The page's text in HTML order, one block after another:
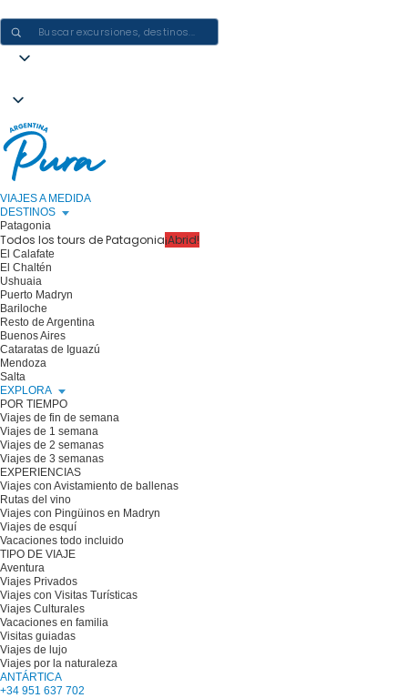
VIAJES A MEDIDA
DESTINOS
Patagonia
Todos los tours de Patagonia¡Abrid!
El Calafate
El Chaltén
Ushuaia
Puerto Madryn
Bariloche
Resto de Argentina
Buenos Aires
Cataratas de Iguazú
Mendoza
Salta
EXPLORA
POR TIEMPO
Viajes de fin de semana
Viajes de 1 semana
Viajes de 2 semanas
Viajes de 3 semanas
EXPERIENCIAS
Viajes con Avistamiento de ballenas
Rutas del vino
Viajes con Pingüinos en Madryn
Viajes de esquí
Vacaciones todo incluido
TIPO DE VIAJE
Aventura
Viajes Privados
Viajes con Visitas Turísticas
Viajes Culturales
Vacaciones en familia
Visitas guiadas
Viajes de lujo
Viajes por la naturaleza
ANTÁRTICA
+34 951 637 702